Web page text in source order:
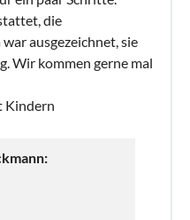
die
ausgezeichnet, sie
Wir kommen gerne mal
Kindern